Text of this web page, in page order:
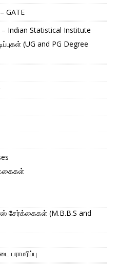
GATE
– Indian Statistical Institute
(UG and PG Degree
சேர்க்கைகள் (M.B.B.S and